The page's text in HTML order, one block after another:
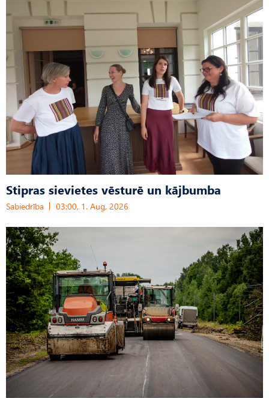
Stipras sievietes vēsturē un kājbumba
Sabiedrība 03:00, 1. Aug, 2026